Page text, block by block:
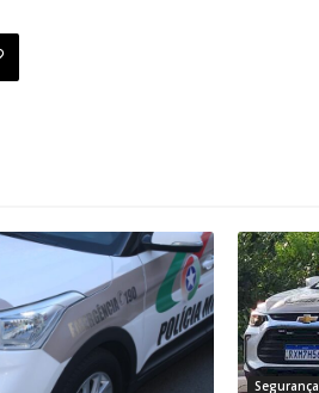
Segurança